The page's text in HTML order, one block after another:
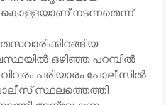
നടന്നതെന്ന്
ഒഴിഞ്ഞ പറമ്പിൽ
പരിയാരം പോലീസിൽ
സ്ഥലത്തെത്തി